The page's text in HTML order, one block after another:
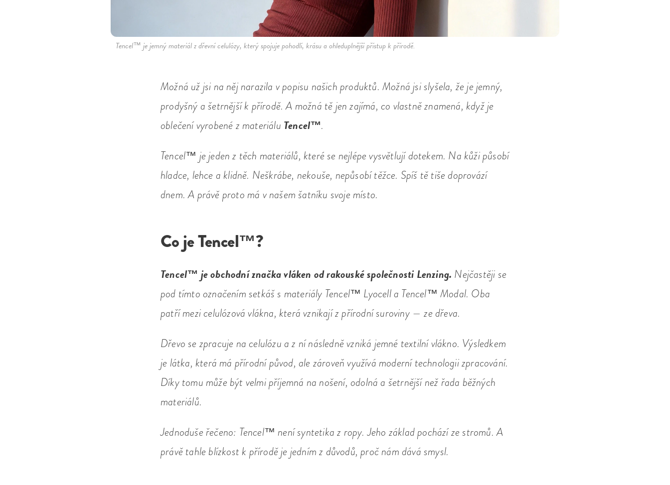
Tencel™ je jemný materiál z dřevní celulózy, který spojuje pohodlí, krásu a ohleduplnější přístup k přírodě.
Možná už jsi na něj narazila v popisu našich produktů. Možná jsi slyšela, že je jemný,
prodyšný a šetrnější k přírodě. A možná tě jen zajímá, co vlastně znamená, když je
oblečení vyrobené z materiálu Tencel™.
Tencel™ je jeden z těch materiálů, které se nejlépe vysvětlují dotekem. Na kůži působí
hladce, lehce a klidně. Neškrábe, nekouše, nepůsobí těžce. Spíš tě tiše doprovází
dnem. A právě proto má v našem šatníku svoje místo.
Co je Tencel™?
Tencel™ je obchodní značka vláken od rakouské společnosti Lenzing. Nejčastěji se
pod tímto označením setkáš s materiály Tencel™ Lyocell a Tencel™ Modal. Oba
patří mezi celulózová vlákna, která vznikají z přírodní suroviny — ze dřeva.
Dřevo se zpracuje na celulózu a z ní následně vzniká jemné textilní vlákno. Výsledkem
je látka, která má přírodní původ, ale zároveň využívá moderní technologii zpracování.
Díky tomu může být velmi příjemná na nošení, odolná a šetrnější než řada běžných
materiálů.
Jednoduše řečeno: Tencel™ není syntetika z ropy. Jeho základ pochází ze stromů. A
právě tahle blízkost k přírodě je jedním z důvodů, proč nám dává smysl.